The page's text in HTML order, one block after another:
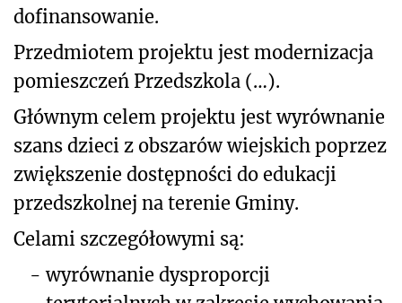
dofinansowanie.
Przedmiotem projektu jest modernizacja
pomieszczeń Przedszkola (…).
Głównym celem projektu jest wyrównanie
szans dzieci z obszarów wiejskich poprzez
zwiększenie dostępności do edukacji
przedszkolnej na terenie Gminy.
Celami szczegółowymi są:
- wyrównanie dysproporcji